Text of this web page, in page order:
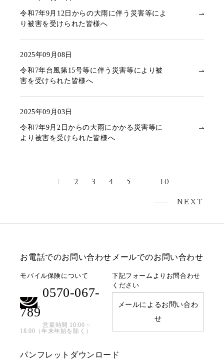
令和7年9月12日からの大雨に伴う災害等によ
り被害を受けられた皆様へ
2025年09月08日
令和7年台風第15号等に伴う災害等により被
害を受けられた皆様へ
2025年09月03日
令和7年9月2日からの大雨にかかる災害等に
より被害を受けられた皆様へ
1 2 3 4 5 10
NEXT
お電話でのお問い合わせ
モバイル保険について
0570-067-
789
営業時間 10:00 ~
18:00（年末年始を除く）
メールでのお問い合わせ
下記フォームよりお問合わせ
ください
メールによるお問い合わ
せ
パンフレットダウンロード